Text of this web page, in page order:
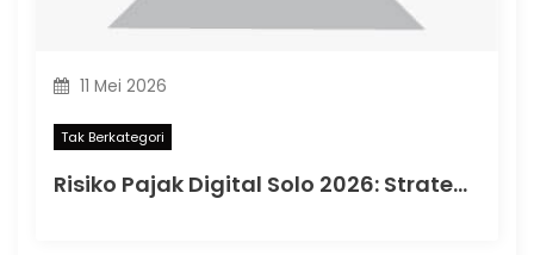
11 Mei 2026
Tak Berkategori
Risiko Pajak Digital Solo 2026: Strategi Data Rapi di Era Coretax